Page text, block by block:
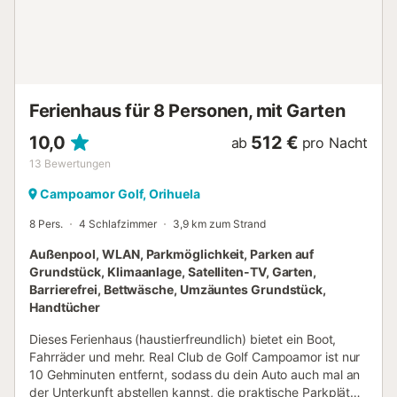
Ferienhaus für 8 Personen, mit Garten
10,0
13 Bewertungen
ab 512 € pro Nacht
Campoamor Golf, Orihuela
8 Pers. 4 Schlafzimmer 3,9 km zum Strand
Außenpool, WLAN, Parkmöglichkeit, Parken auf
Grundstück, Klimaanlage, Satelliten-TV, Garten,
Barrierefrei, Bettwäsche, Umzäuntes Grundstück,
Handtücher
Dieses Ferienhaus (haustierfreundlich) bietet ein Boot,
Fahrräder und mehr. Real Club de Golf Campoamor ist nur
10 Gehminuten entfernt, sodass du dein Auto auch mal an
der Unterkunft abstellen kannst, die praktische Parkplätze